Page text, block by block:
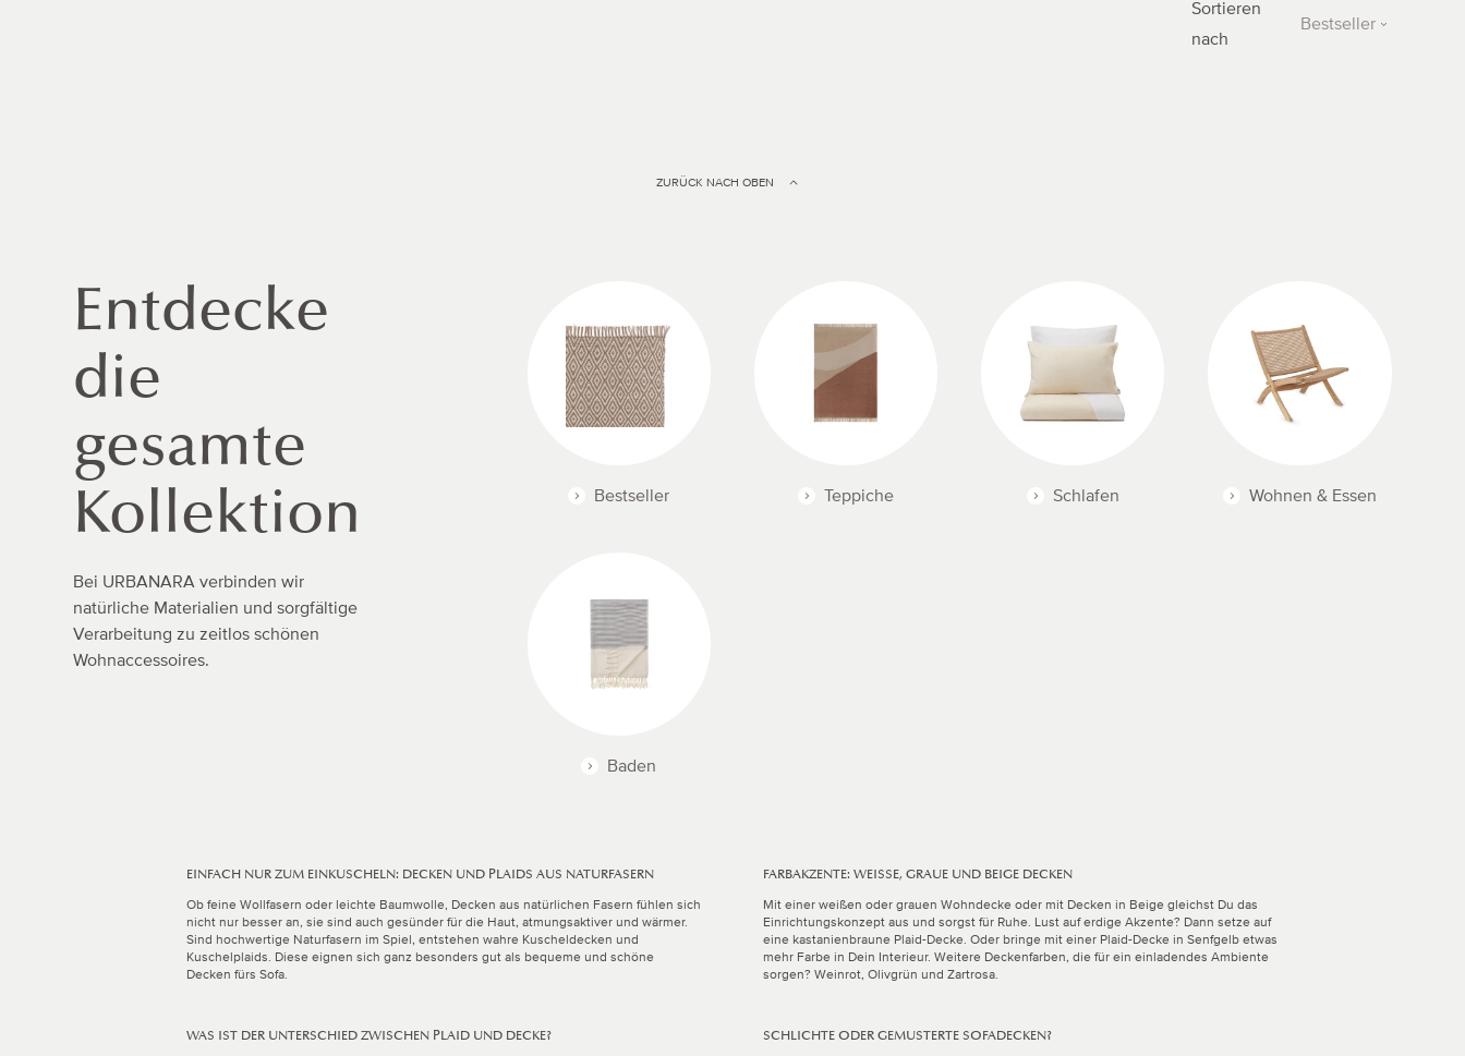
Sortieren
nach
Bestseller
Neueste
ZURÜCK NACH OBEN
Entdecke
die
gesamte
Kollektion
Bei URBANARA verbinden wir
natürliche Materialien und sorgfältige
Verarbeitung zu zeitlos schönen
Wohnaccessoires.
Bestseller Teppiche Schlafen Wohnen & Essen
Baden
EINFACH NUR ZUM EINKUSCHELN: DECKEN UND PLAIDS AUS NATURFASERN
Ob feine Wollfasern oder leichte Baumwolle, Decken aus natürlichen Fasern fühlen sich
nicht nur besser an, sie sind auch gesünder für die Haut, atmungsaktiver und wärmer.
Sind hochwertige Naturfasern im Spiel, entstehen wahre Kuscheldecken und
Kuschelplaids. Diese eignen sich ganz besonders gut als bequeme und schöne
Decken fürs Sofa.
WAS IST DER UNTERSCHIED ZWISCHEN PLAID UND DECKE?
FARBAKZENTE: WEISSE, GRAUE UND BEIGE DECKEN
Mit einer weißen oder grauen Wohndecke oder mit Decken in Beige gleichst Du das
Einrichtungskonzept aus und sorgst für Ruhe. Lust auf erdige Akzente? Dann setze auf
eine kastanienbraune Plaid-Decke. Oder bringe mit einer Plaid-Decke in Senfgelb etwas
mehr Farbe in Dein Interieur. Weitere Deckenfarben, die für ein einladendes Ambiente
sorgen? Weinrot, Olivgrün und Zartrosa.
SCHLICHTE ODER GEMUSTERTE SOFADECKEN?